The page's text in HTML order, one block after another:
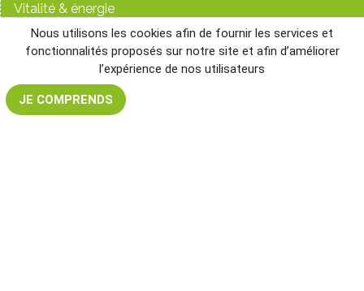
Vitalité & énergie
BESOIN D’AIDE ?
info@nutri-logics.com
Contactez-nous
Professionnel de la santé
NOS RÉSEAUX
SOCIAUX
Nous utilisons les cookies afin de fournir les services et
fonctionnalités proposés sur notre site et afin d’améliorer
l’expérience de nos utilisateurs
JE COMPRENDS